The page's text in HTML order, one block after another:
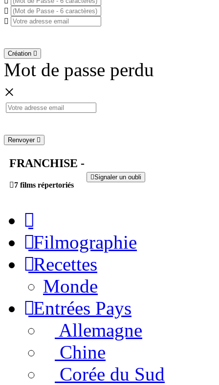
Création
Mot de passe perdu
×
Renvoyer
FRANCHISE -
7 films répertoriés
Signaler un oubli
Filmographie
Recettes
Monde
Entrées Pays
Allemagne
Chine
Corée du Sud